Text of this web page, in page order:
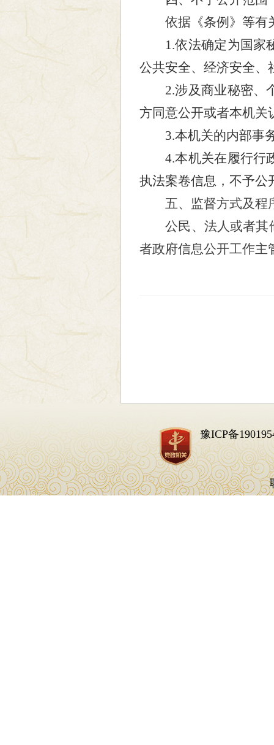
依据《条例》等有
1.依法确定为国家秘
公共安全、经济安全、
2.涉及商业秘密、个
方同意公开或者本机关
3.本机关的内部事务
4.本机关在履行行政
执法案卷信息，不予公
五、监督方式及程
公民、法人或者其
者政府信息公开工作主
豫ICP备